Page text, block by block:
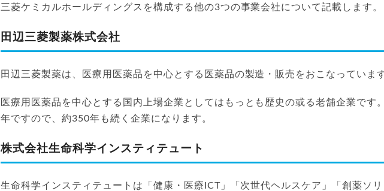
三菱ケミカルホールディングスを構成する他の3つの事業会社について記載します。
田辺三菱製薬株式会社
田辺三菱製薬は、医療用医薬品を中心とする医薬品の製造・販売をおこなっています
医療用医薬品を中心とする国内上場企業としてはもっとも歴史の或る老舗企業です
年ですので、約350年も続く企業になります。
株式会社生命科学インスティテュート
生命科学インスティテュートは「健康・医療ICT」「次世代ヘルスケア」「創薬ソリ